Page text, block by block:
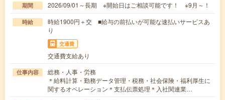
期間 2026/09/01～長期 ※開始日はご相談可能です！ ※9月～！
時給
時給1900円＋交 ■給与の前払いが可能な速払いサービスあ
り
交通費
交通費支給あり
仕事内容
総務・人事・労務
＊給料計算・勤務データ管理・税務・社会保険・福利厚生に
関するオペレーション＊支払伝票処理＊入社関連業…